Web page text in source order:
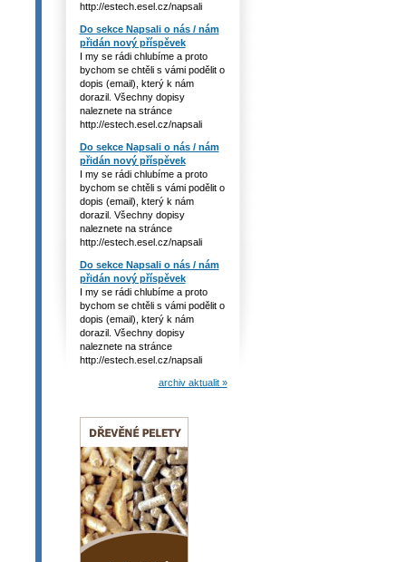
http://estech.esel.cz/napsali
Do sekce Napsali o nás / nám
přidán nový příspěvek
I my se rádi chlubíme a proto
bychom se chtěli s vámi podělit o
dopis (email), který k nám
dorazil. Všechny dopisy
naleznete na stránce
http://estech.esel.cz/napsali
Do sekce Napsali o nás / nám
přidán nový příspěvek
I my se rádi chlubíme a proto
bychom se chtěli s vámi podělit o
dopis (email), který k nám
dorazil. Všechny dopisy
naleznete na stránce
http://estech.esel.cz/napsali
Do sekce Napsali o nás / nám
přidán nový příspěvek
I my se rádi chlubíme a proto
bychom se chtěli s vámi podělit o
dopis (email), který k nám
dorazil. Všechny dopisy
naleznete na stránce
http://estech.esel.cz/napsali
archiv aktualit »